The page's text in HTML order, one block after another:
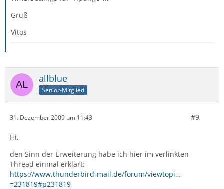
Gruß
Vitos
allblue
Senior-Mitglied
31. Dezember 2009 um 11:43 #9
Hi,
den Sinn der Erweiterung habe ich hier im verlinkten
Thread einmal erklärt:
https://www.thunderbird-mail.de/forum/viewtopi…
=231819#p231819